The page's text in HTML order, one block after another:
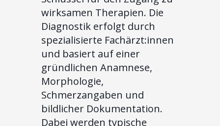
wirksamen Therapien. Die
Diagnostik erfolgt durch
spezialisierte Fachärzt:innen
und basiert auf einer
gründlichen Anamnese,
Morphologie,
Schmerzangaben und
bildlicher Dokumentation.
Dabei werden typische